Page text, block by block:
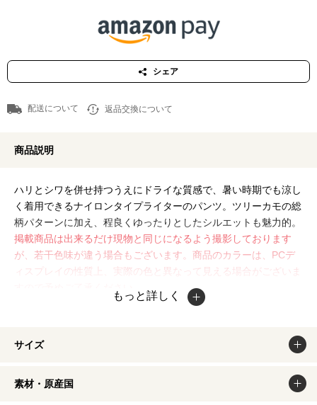
シェア
配送について 返品交換について
商品説明
ハリとシワを併せ持つうえにドライな質感で、暑い時期でも涼し
く着用できるナイロンタイプライターのパンツ。ツリーカモの総
柄パターンに加え、程良くゆったりとしたシルエットも魅力的。
掲載商品は出来るだけ現物と同じになるよう撮影しております
が、若干色味が違う場合もございます。商品のカラーは、PCデ
ィスプレイの性質上、実際の色と異なって見える場合がございま
もっと詳しく
サイズ
素材・原産国